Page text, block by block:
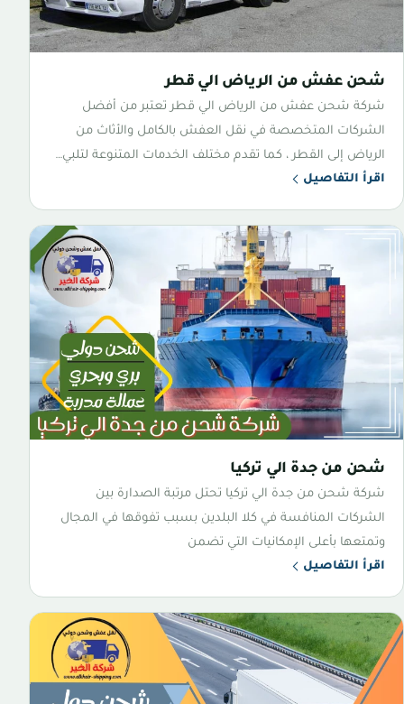
شحن عفش من الرياض الي قطر
شركة شحن عفش من الرياض الي قطر تعتبر من أفضل
الشركات المتخصصة في نقل العفش بالكامل والأثاث من
الرياض إلى القطر ، كما تقدم مختلف الخدمات المتنوعة لتلبي…
اقرأ التفاصيل
شحن من جدة الي تركيا
شركة شحن من جدة الي تركيا تحتل مرتبة الصدارة بين
الشركات المنافسة في كلا البلدين بسبب تفوقها في المجال
وتمتعها بأعلى الإمكانيات التي تضمن
اقرأ التفاصيل